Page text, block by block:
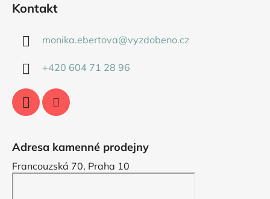
Kontakt
monika.ebertova@vyzdobeno.cz
+420 604 71 28 96
Adresa kamenné prodejny
Francouzská 70, Praha 10